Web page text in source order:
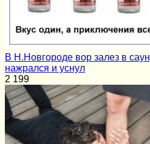
В Н.Новгороде вор залез в
нажрался и уснул
2 199